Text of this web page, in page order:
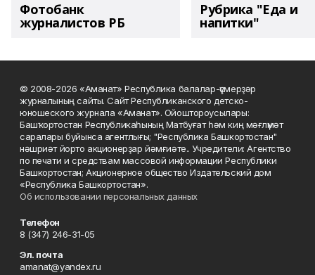
Фотобанк
журналистов РБ
Рубрика "Еда и
напитки"
© 2008-2026 «Аманат» Республика балалар-үҫмерҙәр
журналының сайты. Сайт Республиканского детско-
юношеского журнала «Аманат». Ойоштороусылары:
Башҡортостан Республикаһының Матбуғат һәм киң мәғлүмәт
саралары буйынса агентлығы; "Республика Башкортостан"
нәшриәт йорто акционерҙар йәмғиәте.. Учредители: Агентство
по печати и средствам массовой информации Республики
Башкортостан; Акционерное общество Издательский дом
«Республика Башкортостан».
Об использовании персональных данных
Телефон
8 (347) 246-31-05
Эл. почта
amanat@yandex.ru